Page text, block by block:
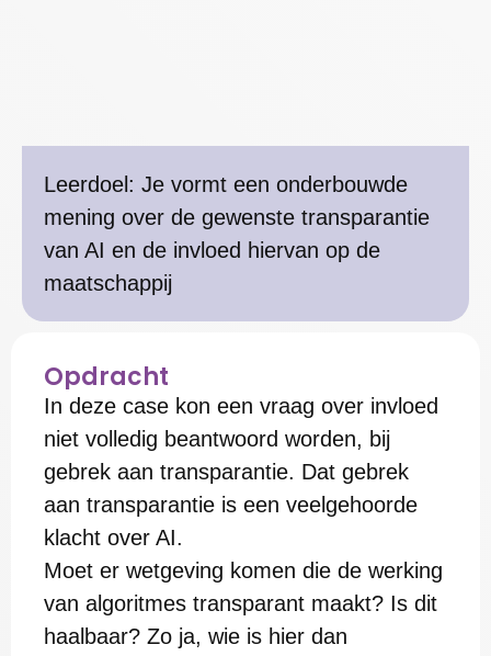
Leerdoel: Je vormt een onderbouwde
mening over de gewenste transparantie
van AI en de invloed hiervan op de
maatschappij
Opdracht
In deze case kon een vraag over invloed
niet volledig beantwoord worden, bij
gebrek aan transparantie. Dat gebrek
aan transparantie is een veelgehoorde
klacht over AI.
Moet er wetgeving komen die de werking
van algoritmes transparant maakt? Is dit
haalbaar? Zo ja, wie is hier dan